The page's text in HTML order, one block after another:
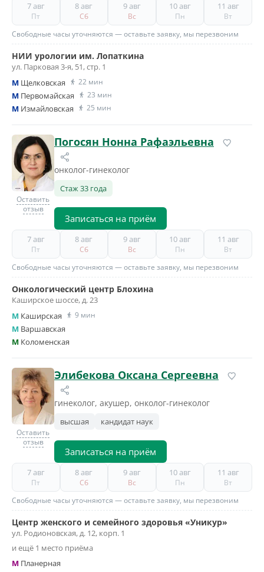
7 авг
Пт
8 авг
Сб
9 авг
Вс
10 авг
Пн
11 авг
Вт
Свободные часы уточняются — оставьте заявку, мы перезвоним
НИИ урологии им. Лопаткина
ул. Парковая 3-я, 51, стр. 1
M Щелковская 22 мин
M Первомайская 23 мин
M Измайловская 25 мин
Оставить
отзыв
Погосян Нонна Рафаэльевна
онколог-гинеколог
Стаж 33 года
Записаться на приём
7 авг
Пт
8 авг
Сб
9 авг
Вс
10 авг
Пн
11 авг
Вт
Свободные часы уточняются — оставьте заявку, мы перезвоним
Онкологический центр Блохина
Каширское шоссе, д. 23
M Каширская 9 мин
M Варшавская
M Коломенская
Оставить
отзыв
Элибекова Оксана Сергеевна
гинеколог, акушер, онколог-гинеколог
высшая кандидат наук
Записаться на приём
7 авг
Пт
8 авг
Сб
9 авг
Вс
10 авг
Пн
11 авг
Вт
Свободные часы уточняются — оставьте заявку, мы перезвоним
Центр женского и семейного здоровья «Уникур»
ул. Родионовская, д. 12, корп. 1
и ещё 1 место приёма
M Планерная